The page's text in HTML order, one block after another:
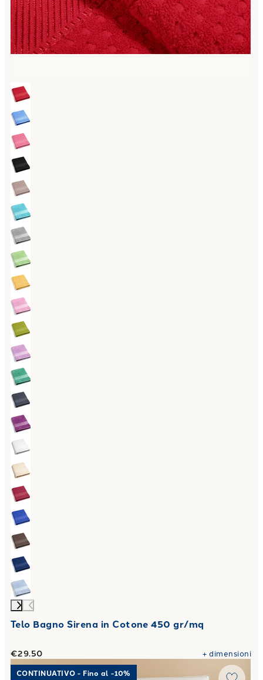
Telo Bagno Sirena in Cotone 450 gr/mq
€29.50 +dimensioni
Link to "Completo Copripiumino Matrimoniale Percalle
CONTINUATIVO - Fino al -10%